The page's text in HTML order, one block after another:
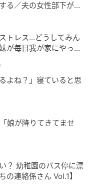
る／夫の女性部下が気
トレス…どうしてみん
が毎日我が家にやって
よね？」寝ていると思
娘が降りてきてませ
？ 幼稚園のバス停に漂
の連絡係さん Vol.1】